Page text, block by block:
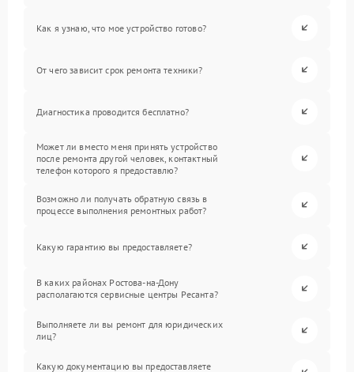
Как я узнаю, что мое устройство готово?
От чего зависит срок ремонта техники?
Диагностика проводится бесплатно?
Может ли вместо меня принять устройство
после ремонта другой человек, контактный
телефон которого я предоставлю?
Возможно ли получать обратную связь в
процессе выполнения ремонтных работ?
Какую гарантию вы предоставляете?
В каких районах Ростова-на-Дону
располагаются сервисные центры Ресанта?
Выполняете ли вы ремонт для юридических
лиц?
Какую документацию вы предоставляете